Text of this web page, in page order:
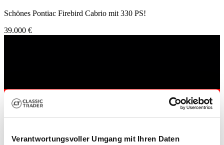
Verantwortungsvoller Umgang mit Ihren Daten
Schönes Pontiac Firebird Cabrio mit 330 PS!
39.000 €